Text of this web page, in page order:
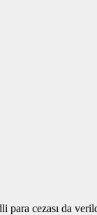
para cezası da